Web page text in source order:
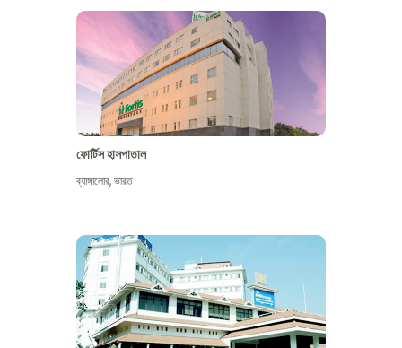
ফোর্টিস হাসপাতাল
ব্যাঙ্গালোর,ভারত